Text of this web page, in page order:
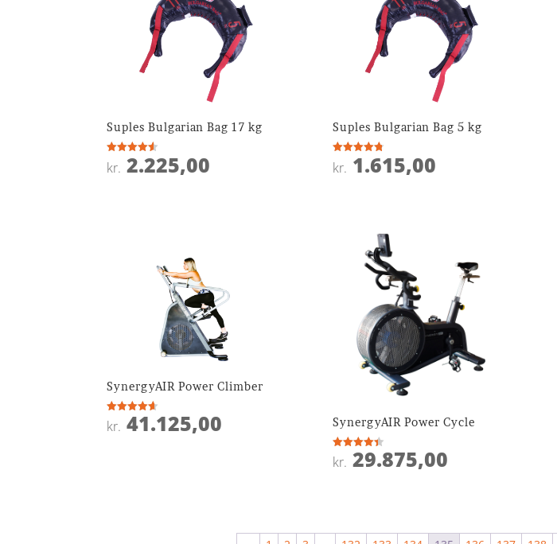
Suples Bulgarian Bag 17 kg
Vurderet
4.5
kr. 2.225,00
Suples Bulgarian Bag 5 kg
Vurderet
4.8
kr. 1.615,00
SynergyAIR Power Climber
Vurderet
4.6
kr. 41.125,00 SynergyAIR Power Cycle
Vurderet
4.4
kr. 29.875,00